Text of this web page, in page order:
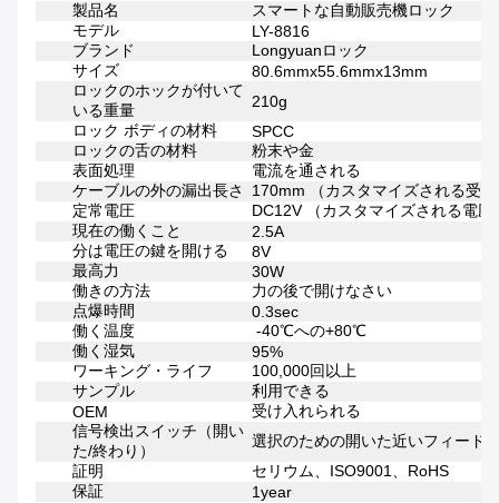
製品名
スマートな自動販売機ロック
モデル
LY-8816
ブランド
Longyuanロック
サイズ
80.6mmx55.6mmx13mm
ロックのホックが付いて
いる重量
210g
ロック ボディの材料
SPCC
ロックの舌の材料
粉末や金
表面処理
電流を通される
ケーブルの外の漏出長さ
170mm （カスタマイズされる受
定常電圧
DC12V （カスタマイズされる電圧
現在の働くこと
2.5A
分は電圧の鍵を開ける
8V
最高力
30W
働きの方法
力の後で開けなさい
点爆時間
0.3sec
働く温度
-40℃への+80℃
働く湿気
95%
ワーキング・ライフ
100,000回以上
サンプル
利用できる
OEM
受け入れられる
信号検出スイッチ（開い
た/終わり）
選択のための開いた近いフィード
証明
セリウム、ISO9001、RoHS
保証
1year